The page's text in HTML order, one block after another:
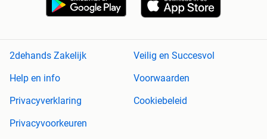
2dehands Zakelijk
Veilig en Succesvol
Help en info
Voorwaarden
Privacyverklaring
Cookiebeleid
Privacyvoorkeuren